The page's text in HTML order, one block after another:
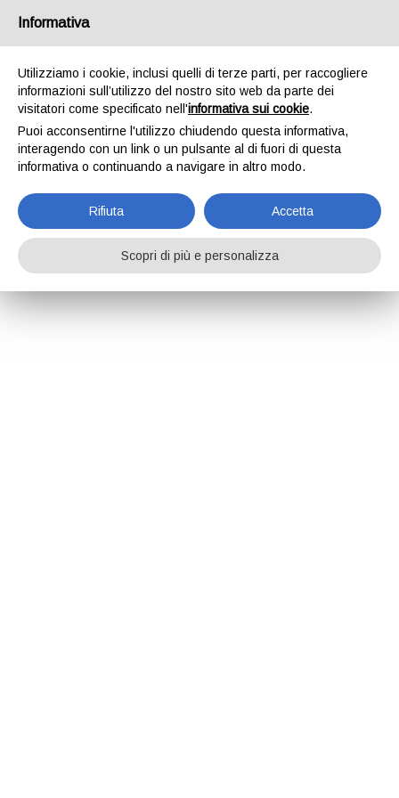
Informativa
Utilizziamo i cookie, inclusi quelli di terze parti, per raccogliere
informazioni sull’utilizzo del nostro sito web da parte dei
visitatori come specificato nell'informativa sui cookie.
Puoi acconsentirne l'utilizzo chiudendo questa informativa,
interagendo con un link o un pulsante al di fuori di questa
informativa o continuando a navigare in altro modo.
Rifiuta Accetta
Scopri di più e personalizza